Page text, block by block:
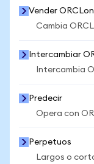
Vender ORCLon
Cambia
Intercambiar
Intercambia
Predecir
Opera con
Perpetuos
Largos o